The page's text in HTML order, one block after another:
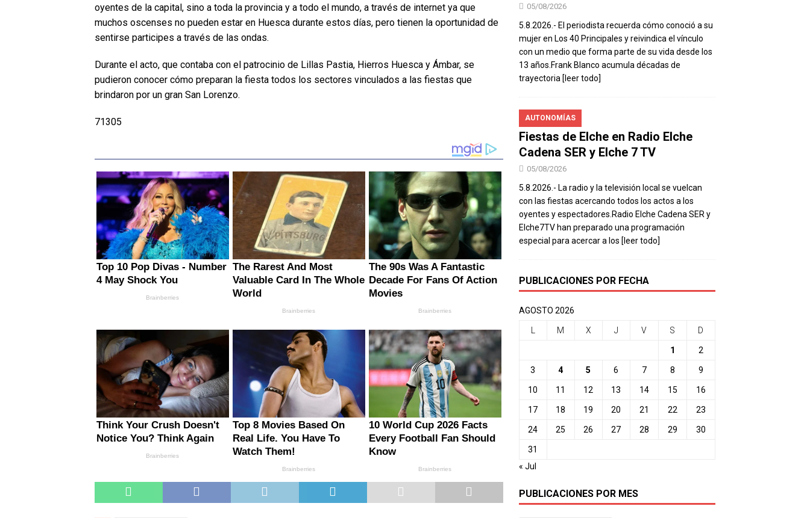
oyentes de la capital, sino a toda la provincia y a todo el mundo, a través de internet ya que
muchos oscenses no pueden estar en Huesca durante estos días, pero tienen la oportunidad de
sentirse participes a través de las ondas.
Durante el acto, que contaba con el patrocinio de Lillas Pastia, Hierros Huesca y Ámbar, se
pudieron conocer cómo preparan la fiesta todos los sectores vinculados a las fiestas que
brindaron por un gran San Lorenzo.
71305
05/08/2026
5.8.2026.- El periodista recuerda cómo conoció a su
mujer en Los 40 Principales y reivindica el vínculo
con un medio que forma parte de su vida desde los
13 años.Frank Blanco acumula décadas de
trayectoria [leer todo]
AUTONOMÍAS
Fiestas de Elche en Radio Elche
Cadena SER y Elche 7 TV
05/08/2026
5.8.2026.- La radio y la televisión local se vuelcan
con las fiestas acercando todos los actos a los
oyentes y espectadores.Radio Elche Cadena SER y
Elche7TV han preparado una programación
especial para acercar a los [leer todo]
PUBLICACIONES POR FECHA
AGOSTO 2026
M X J V S D
1 2
3 4 5 6 7 8 9
10 11 12 13 14 15 16
17 18 19 20 21 22 23
24 25 26 27 28 29 30
31
« Jul
PUBLICACIONES POR MES